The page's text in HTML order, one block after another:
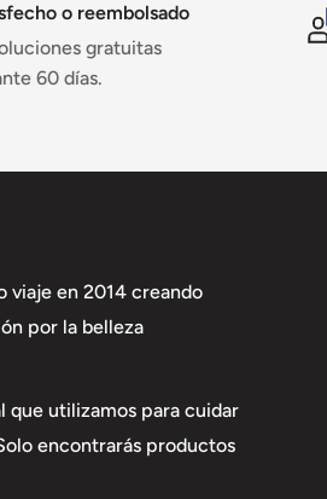
económica y
tus peces y corales.
o reembolsado
gratuitas
60 días.
viaje en 2014 creando
por la belleza
que utilizamos para cuidar
encontrarás productos